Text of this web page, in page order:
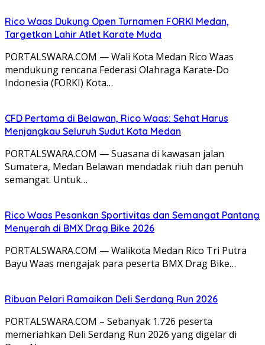
Rico Waas Dukung Open Turnamen FORKI Medan,
Targetkan Lahir Atlet Karate Muda
PORTALSWARA.COM — Wali Kota Medan Rico Waas
mendukung rencana Federasi Olahraga Karate-Do
Indonesia (FORKI) Kota…
CFD Pertama di Belawan, Rico Waas: Sehat Harus
Menjangkau Seluruh Sudut Kota Medan
PORTALSWARA.COM — Suasana di kawasan jalan
Sumatera, Medan Belawan mendadak riuh dan penuh
semangat. Untuk…
Rico Waas Pesankan Sportivitas dan Semangat Pantang
Menyerah di BMX Drag Bike 2026
PORTALSWARA.COM — Walikota Medan Rico Tri Putra
Bayu Waas mengajak para peserta BMX Drag Bike…
Ribuan Pelari Ramaikan Deli Serdang Run 2026
PORTALSWARA.COM – Sebanyak 1.726 peserta
memeriahkan Deli Serdang Run 2026 yang digelar di